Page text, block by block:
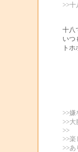
>>十
十八
いつ
トホ
>>嫌
>>大
>>
>>楽
>>あ